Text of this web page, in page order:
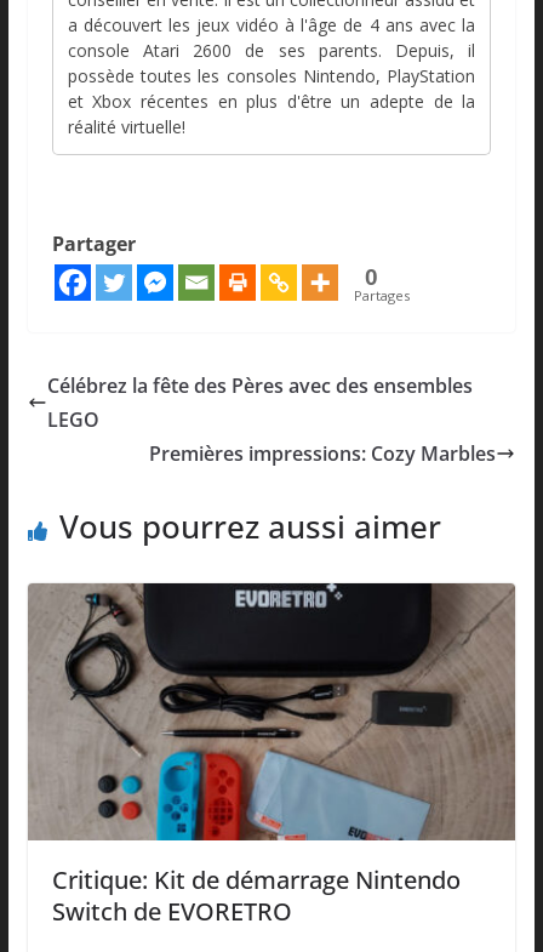
a découvert les jeux vidéo à l'âge de 4 ans avec la
console Atari 2600 de ses parents. Depuis, il
possède toutes les consoles Nintendo, PlayStation
et Xbox récentes en plus d'être un adepte de la
réalité virtuelle!
Partager
0
Partages
Célébrez la fête des Pères avec des ensembles
LEGO
Premières impressions: Cozy Marbles
Vous pourrez aussi aimer
Critique: Kit de démarrage Nintendo
Switch de EVORETRO